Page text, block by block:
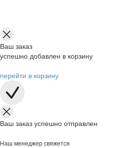
Ваш заказ
успешно добавлен в корзину
перейти в корзину
Ваш заказ успешно отправлен
Наш менеджер свяжется